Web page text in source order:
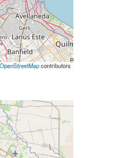
OpenStreetMapcontributors